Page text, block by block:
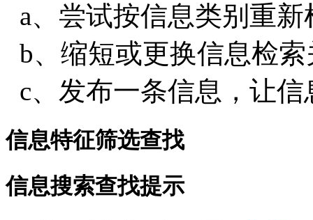
a、尝试按信息类别重
b、缩短或更换信息检
c、发布一条信息，让
信息特征筛选查找
信息搜索查找提示